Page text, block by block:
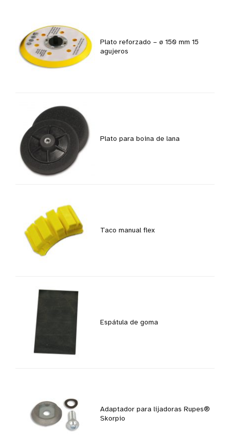
Plato reforzado – ø 150 mm 15
agujeros
Plato para boina de lana
Taco manual flex
Espátula de goma
Adaptador para lijadoras Rupes®
Skorpio